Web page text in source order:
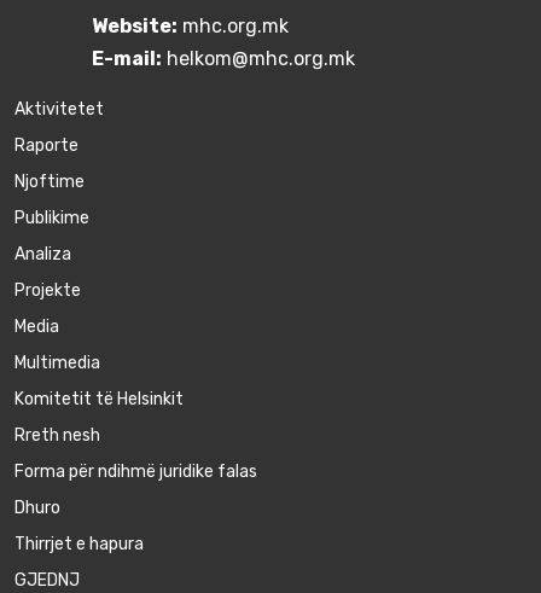
Website: mhc.org.mk
E-mail: helkom@mhc.org.mk
Aktivitetet
Raporte
Njoftime
Publikime
Аnaliza
Projekte
Media
Multimedia
Komitetit të Helsinkit
Rreth nesh
Forma për ndihmë juridike falas
Dhuro
Thirrjet e hapura
GJEDNJ